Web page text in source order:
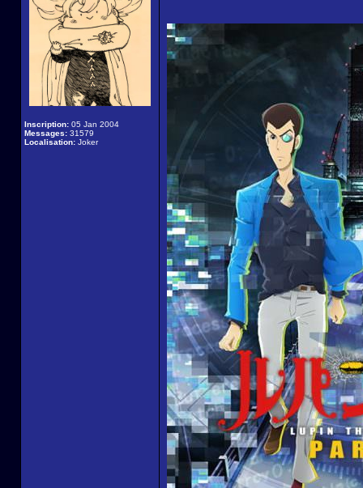
Inscription: 05 Jan 2004
Messages: 31579
Localisation: Joker